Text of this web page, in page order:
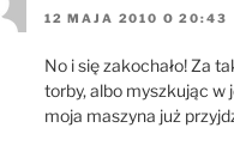
12 MAJA 2010 O 20:43
No i się zakochało! Za
torby, albo myszkując w
moja maszyna już